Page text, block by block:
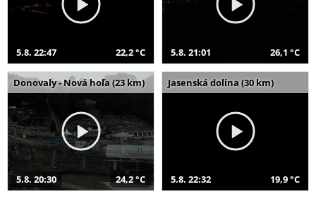
5.8. 22:47 22,2 °C 5.8. 21:01 26,1 °C
Donovaly - Nová hoľa (23 km)
5.8. 20:30 24,2 °C
Jasenská dolina (30 km)
5.8. 22:32 19,9 °C